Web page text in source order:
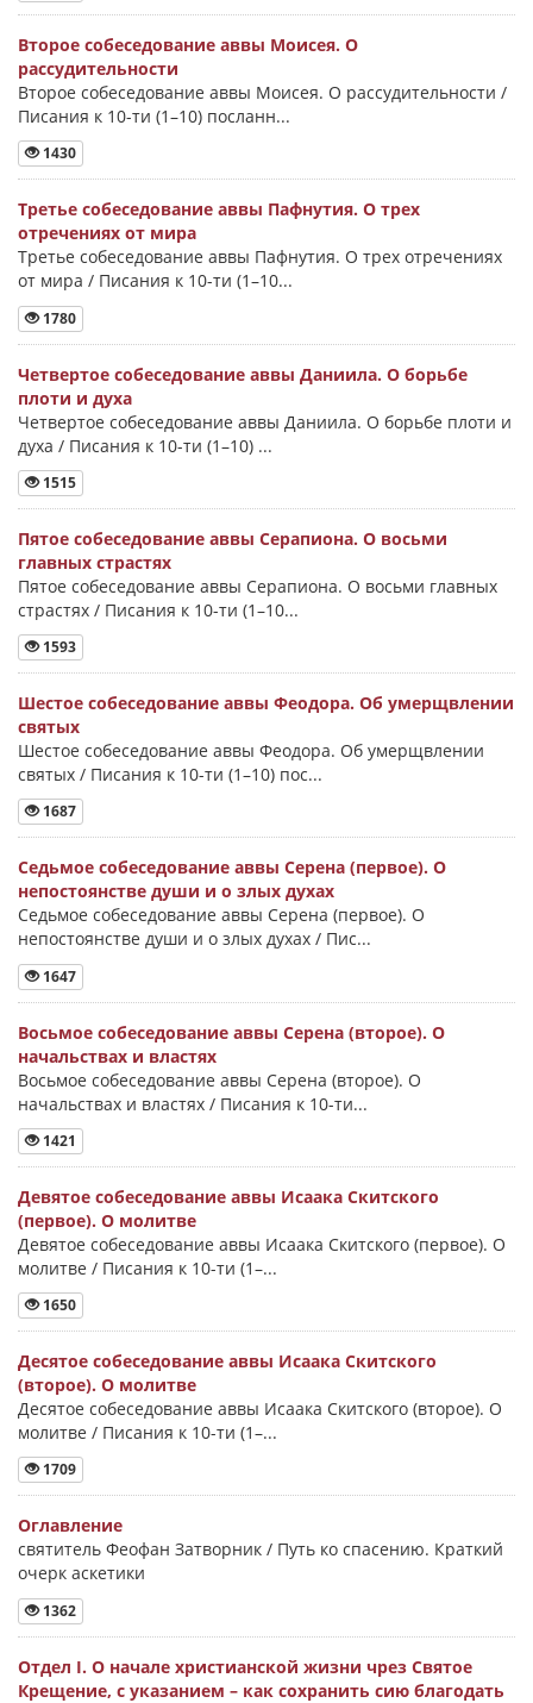
Второе собеседование аввы Моисея. О
рассудительности
Второе собеседование аввы Моисея. О рассудительности /
Писания к 10-ти (1–10) посланн...
1430
Третье собеседование аввы Пафнутия. О трех
отречениях от мира
Третье собеседование аввы Пафнутия. О трех отречениях
от мира / Писания к 10-ти (1–10...
1780
Четвертое собеседование аввы Даниила. О борьбе
плоти и духа
Четвертое собеседование аввы Даниила. О борьбе плоти и
духа / Писания к 10-ти (1–10) ...
1515
Пятое собеседование аввы Серапиона. О восьми
главных страстях
Пятое собеседование аввы Серапиона. О восьми главных
страстях / Писания к 10-ти (1–10...
1593
Шестое собеседование аввы Феодора. Об умерщвлении
святых
Шестое собеседование аввы Феодора. Об умерщвлении
святых / Писания к 10-ти (1–10) пос...
1687
Седьмое собеседование аввы Серена (первое). О
непостоянстве души и о злых духах
Седьмое собеседование аввы Серена (первое). О
непостоянстве души и о злых духах / Пис...
1647
Восьмое собеседование аввы Серена (второе). О
начальствах и властях
Восьмое собеседование аввы Серена (второе). О
начальствах и властях / Писания к 10-ти...
1421
Девятое собеседование аввы Исаака Скитского
(первое). О молитве
Девятое собеседование аввы Исаака Скитского (первое). О
молитве / Писания к 10-ти (1–...
1650
Десятое собеседование аввы Исаака Скитского
(второе). О молитве
Десятое собеседование аввы Исаака Скитского (второе). О
молитве / Писания к 10-ти (1–...
1709
Оглавление
святитель Феофан Затворник / Путь ко спасению. Краткий
очерк аскетики
1362
Отдел I. О начале христианской жизни чрез Святое
Крещение, с указанием – как сохранить сию благодать